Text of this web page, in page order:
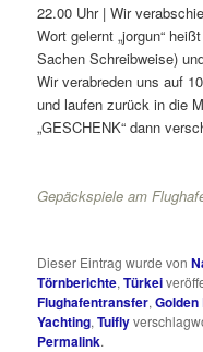
22.00 Uhr | Wir
Wort gelernt „jorgun“
Sachen Schreibweise)
Wir verabreden uns auf
und laufen zurück in die
„GESCHENK“ dann
Gepäckspiele am
Dieser Eintrag wurde von
Törnberichte,Türkei
Flughafentransfer,Golden
Yachting,Tuifly
Permalink.